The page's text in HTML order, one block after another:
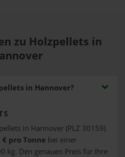
zu Holzpellets in
in Hannover?
in Hannover (PLZ 30159)
€ pro Tonne bei einer
kg. Den genauen Preis für Ihre